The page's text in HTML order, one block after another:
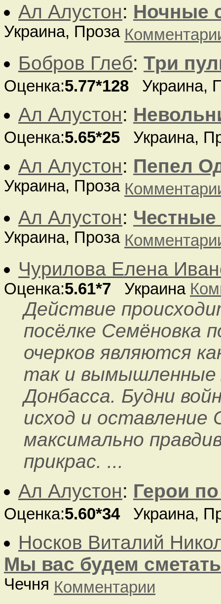
Ал Алустон: Ночные
Украина, Проза
Бобров Глеб: Три
Оценка:5.77*128 Украина,
Ал Алустон:
Оценка:5.65*25 Украина,
Ал Алустон: Пепел
Украина, Проза
Ал Алустон:
Украина, Проза
Чурилова Елена
Оценка:5.61*7 Украина
Действие
посёлке Семёновка
очерков являются
так и вымышленные
Донбасса. Будни
исход и оставление
максимально
прикрас. ...
Ал Алустон: Герои
Оценка:5.60*34Украина,
Носков Виталий
Мы вас будем
Чечня Комментарии